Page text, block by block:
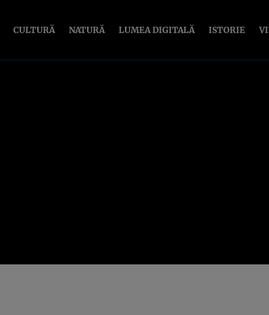
CULTURĂ NATURĂ LUMEA DIGITALĂ ISTORIE